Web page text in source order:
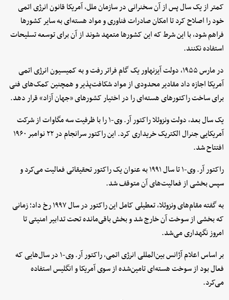
کمتر از یک سال پس از آن سخنرانی در سازمان ملل، آمریکا قانون انرژی اتمی
خود را اصلاح کرد تا امکان صادرات فناوری و مواد هسته‌ای به سایر کشورها
فراهم شود، با این شرط که این کشورها متعهد شوند از آن برای توسعه تسلیحات
استفاده نکنند.
در مارس ۱۹۵۵، دولت آیزنهاور یک گام فراتر رفت و به کمیسیون انرژی اتمی
آمریکا اجازه داد مقادیر محدودی از مواد شکافت‌پذیر و همچنین کمک‌های فنی
برای ساخت راکتورهای هسته‌ای را در اختیار کشورهای «جهان آزاد» قرار دهد.
یک سال بعد، دولت ونزوئلا راکتور آر. وی-۱ را با ظرفیت سه مگاوات از شرکت
آمریکایی جنرال الکتریک خریداری کرد. این راکتور سرانجام در ۲۲ نوامبر ۱۹۶۰
افتتاح شد.
راکتور آر. وی-۱ تا سال ۱۹۹۱ به عنوان یک راکتور تحقیقاتی فعالیت می‌کرد و
سپس بخشی از فعالیت‌های آن متوقف شد.
به گفته مقام‌های ونزوئلا، تعطیلی کامل این راکتور در سال ۱۹۹۷ رخ داد؛ زمانی
که بخشی از سوخت آن خارج شد و بخش باقی‌مانده تحت تدابیر امنیتی تا
امروز نگهداری می‌شد.
بر اساس اعلام آژانس بین‌المللی انرژی اتمی، راکتور آر. وی-۱ در سال‌هایی که
فعال بود از سوخت هسته‌ای تامین‌شده از سوی آمریکا و انگلیس استفاده
می‌کرد.